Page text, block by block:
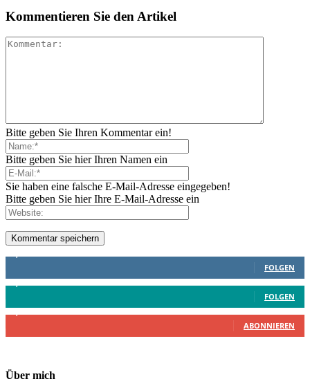
Kommentieren Sie den Artikel
Bitte geben Sie Ihren Kommentar ein!
Bitte geben Sie hier Ihren Namen ein
Sie haben eine falsche E-Mail-Adresse eingegeben!
Bitte geben Sie hier Ihre E-Mail-Adresse ein
FOLGEN
FOLGEN
ABONNIEREN
Über mich